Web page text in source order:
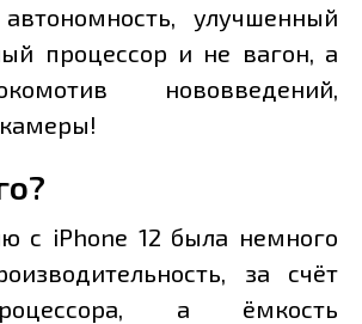
улучшенный
процессор и не вагон, а
нововведений,
с iPhone 12 была немного
за счёт
а ёмкость